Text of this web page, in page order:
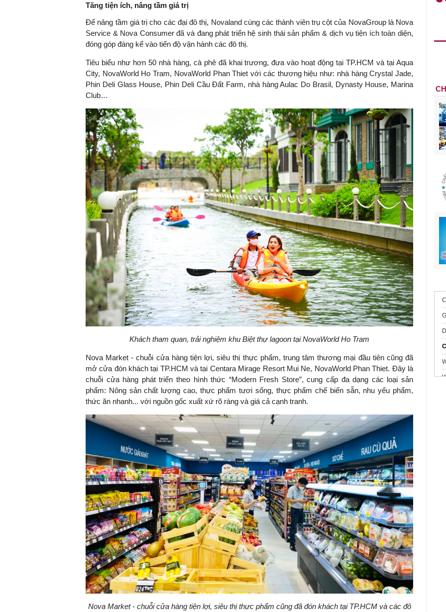
Tăng tiện ích, nâng tầm giá trị
Để nâng tầm giá trị cho các đại đô thị, Novaland cùng các thành viên trụ cột của NovaGroup là Nova
Service & Nova Consumer đã và đang phát triển hệ sinh thái sản phẩm & dịch vụ tiện ích toàn diện,
đóng góp đáng kể vào tiến độ vận hành các đô thị.
Tiêu biểu như hơn 50 nhà hàng, cà phê đã khai trương, đưa vào hoạt động tại TP.HCM và tại Aqua
City, NovaWorld Ho Tram, NovaWorld Phan Thiet với các thương hiệu như: nhà hàng Crystal Jade,
Phin Deli Glass House, Phin Deli Cầu Đất Farm, nhà hàng Aulac Do Brasil, Dynasty House, Marina
Club…
Khách tham quan, trải nghiệm khu Biệt thự lagoon tại NovaWorld Ho Tram
Nova Market - chuỗi cửa hàng tiện lợi, siêu thị thực phẩm, trung tâm thương mại đầu tiên cũng đã
mở cửa đón khách tại TP.HCM và tại Centara Mirage Resort Mui Ne, NovaWorld Phan Thiet. Đây là
chuỗi cửa hàng phát triển theo hình thức “Modern Fresh Store”, cung cấp đa dạng các loại sản
phẩm: Nông sản chất lượng cao, thực phẩm tươi sống, thực phẩm chế biến sẵn, nhu yếu phẩm,
thức ăn nhanh... với nguồn gốc xuất xứ rõ ràng và giá cả cạnh tranh.
Nova Market - chuỗi cửa hàng tiện lợi, siêu thị thực phẩm cũng đã đón khách tại TP.HCM và các đô
ngay từ bây giờ và trên thực tế
đầu tư cho khoa học công
nghệ; ban hành các cơ chế
khuyến khích đổi mới sáng tạo,
khởi nghiệp..."
nghĩa hỗ trợ ngắn hạn mà còn
đóng vai trò tạo nền tảng cho
tăng trưởng bền vững dài hạn.